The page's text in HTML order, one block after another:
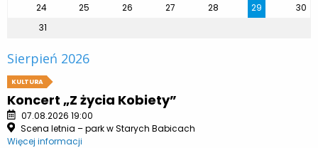
24
25 26 27 28 29
30
31
Sierpień 2026
KULTURA
Koncert „Z życia Kobiety”
07.08.2026 19:00
Scena letnia – park w Starych Babicach
Więcej informacji